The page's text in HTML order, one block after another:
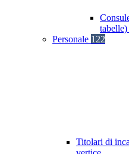
tabelle)
Personale 122
Titolari di